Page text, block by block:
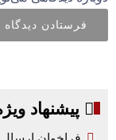
پیشنهاد